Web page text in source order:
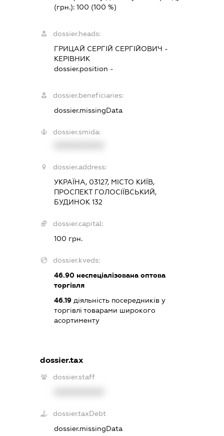
(грн.): 100 (100 %)
dossier.heads:
ГРИЦАЙ СЕРГІЙ СЕРГІЙОВИЧ -
КЕРІВНИК
dossier.position -
dossier.beneficiaries:
dossier.missingData
dossier.smida:
dossier.address:
УКРАЇНА, 03127, МІСТО КИЇВ,
ПРОСПЕКТ ГОЛОСІЇВСЬКИЙ,
БУДИНОК 132
dossier.capital:
100 грн.
dossier.kveds:
46.90неспеціалізована оптова
торгівля
46.19діяльність посередників у
торгівлі товарами широкого
асортименту
dossier.tax
dossier.staff
dossier.taxDebt
dossier.missingData